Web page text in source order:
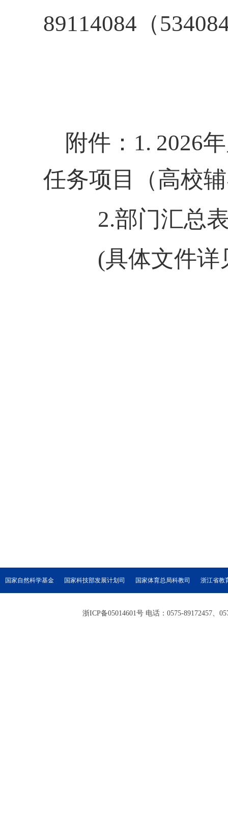
89114084（
附件： 1. 2026
任务项目（高校
2.部门汇总
(具体文件详
国家自然科学基金 国家科技部发展计划司 国家体育总局科教司 浙江省教
浙ICP备05014601号 电话：0575-89172457、